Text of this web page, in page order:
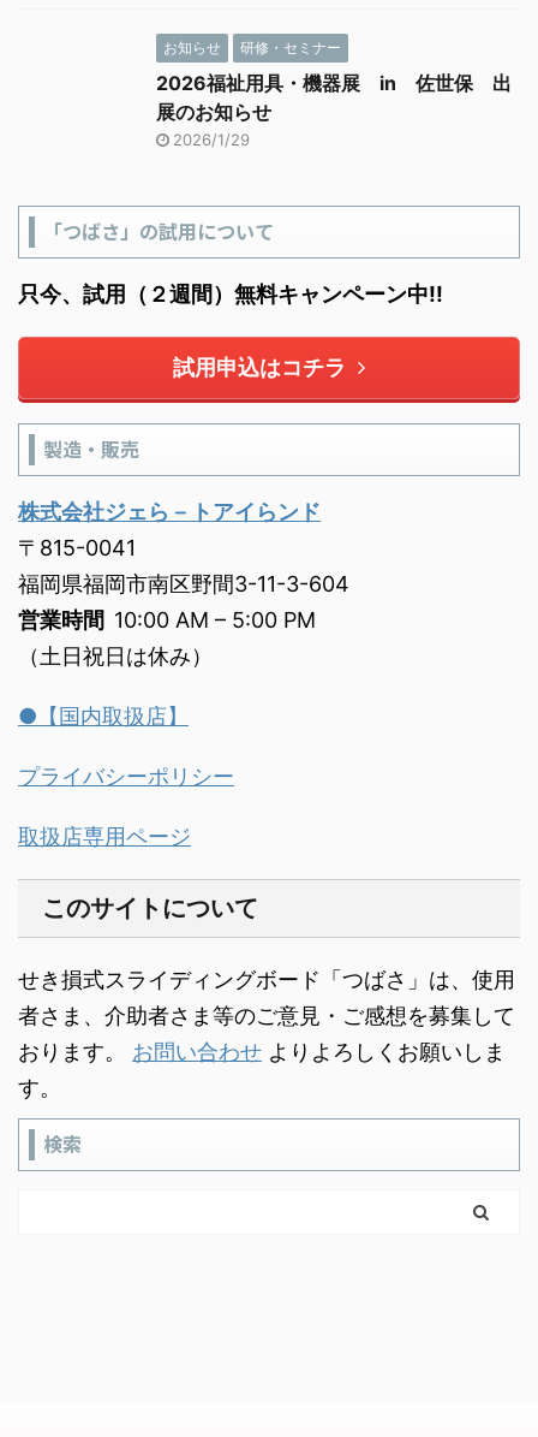
お知らせ 研修・セミナー
2026福祉用具・機器展 in 佐世保 出
展のお知らせ
2026/1/29
「つばさ」の試用について
只今、試用（２週間）無料キャンペーン中!!
試用申込はコチラ
製造・販売
株式会社ジェら－トアイらンド
〒815-0041
福岡県福岡市南区野間3-11-3-604
営業時間 10:00 AM – 5:00 PM
（土日祝日は休み）
●【国内取扱店】
プライバシーポリシー
取扱店専用ページ
このサイトについて
せき損式スライディングボード「つばさ」は、使用
者さま、介助者さま等のご意見・ご感想を募集して
おります。 お問い合わせ よりよろしくお願いしま
す。
検索